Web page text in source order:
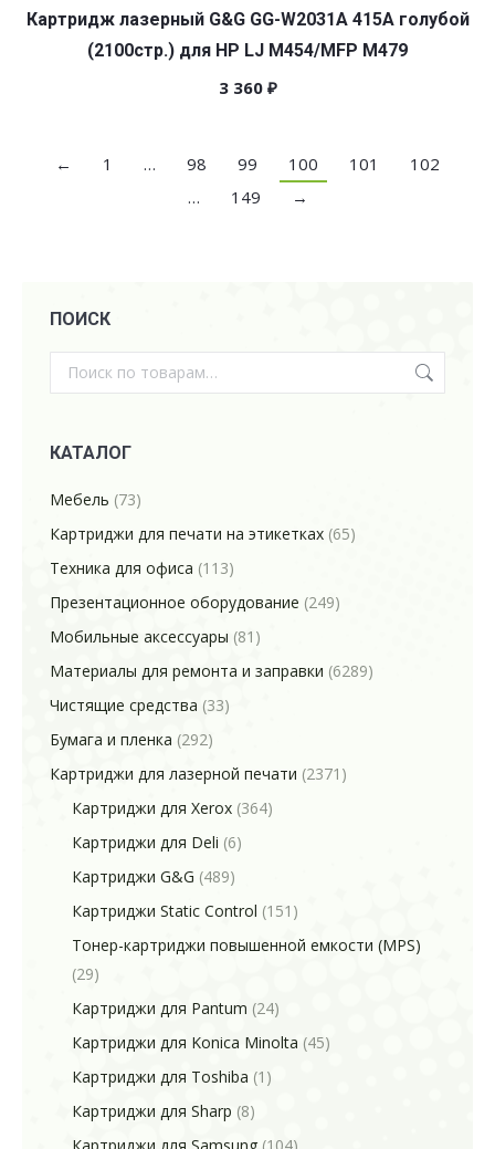
Картридж лазерный G&G GG-W2031A 415A голубой
(2100стр.) для HP LJ M454/MFP M479
3 360 ₽
← 1 … 98 99 100 101
102
…
149 →
ПОИСК
КАТАЛОГ
Мебель (73)
Картриджи для печати на этикетках (65)
Техника для офиса (113)
Презентационное оборудование (249)
Мобильные аксессуары (81)
Материалы для ремонта и заправки (6289)
Чистящие средства (33)
Бумага и пленка (292)
Картриджи для лазерной печати (2371)
Картриджи для Xerox (364)
Картриджи для Deli (6)
Картриджи G&G (489)
Картриджи Static Control (151)
Тонер-картриджи повышенной емкости (MPS)
(29)
Картриджи для Pantum (24)
Картриджи для Konica Minolta (45)
Картриджи для Toshiba (1)
Картриджи для Sharp (8)